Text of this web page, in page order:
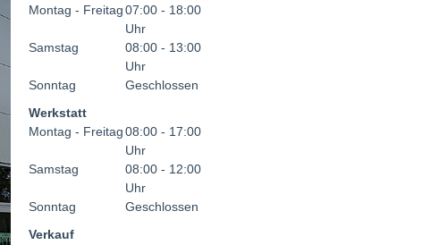
Montag - Freitag 07:00 - 18:00
Uhr
Samstag
08:00 - 13:00
Uhr
Sonntag
Geschlossen
Werkstatt
Montag - Freitag 08:00 - 17:00
Uhr
Samstag
08:00 - 12:00
Uhr
Sonntag
Geschlossen
Verkauf